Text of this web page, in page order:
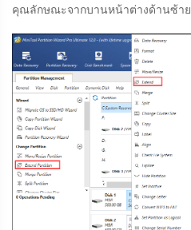
คุณลักษณะจากบานหน้าต่างด้านซ้าย